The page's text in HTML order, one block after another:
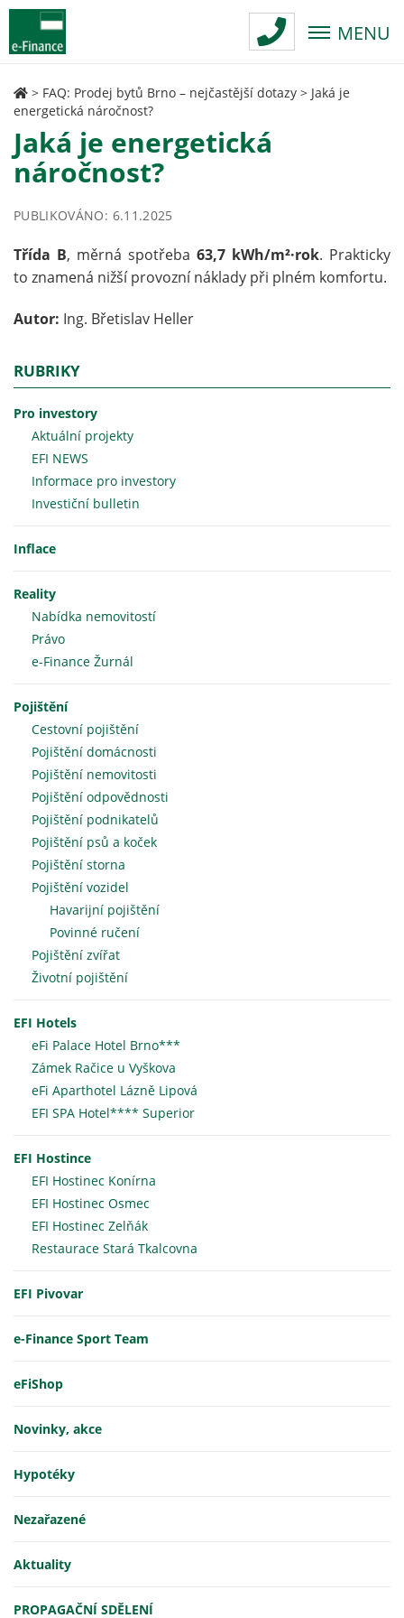
MENU
> FAQ: Prodej bytů Brno – nejčastější dotazy > Jaká je
energetická náročnost?
Jaká je energetická
náročnost?
PUBLIKOVÁNO: 6.11.2025
Třída B, měrná spotřeba 63,7 kWh/m²·rok. Prakticky
to znamená nižší provozní náklady při plném komfortu.
Autor: Ing. Břetislav Heller
RUBRIKY
Pro investory
Aktuální projekty
EFI NEWS
Informace pro investory
Investiční bulletin
Inflace
Reality
Nabídka nemovitostí
Právo
e-Finance Žurnál
Pojištění
Cestovní pojištění
Pojištění domácnosti
Pojištění nemovitosti
Pojištění odpovědnosti
Pojištění podnikatelů
Pojištění psů a koček
Pojištění storna
Pojištění vozidel
Havarijní pojištění
Povinné ručení
Pojištění zvířat
Životní pojištění
EFI Hotels
eFi Palace Hotel Brno***
Zámek Račice u Vyškova
eFi Aparthotel Lázně Lipová
EFI SPA Hotel**** Superior
EFI Hostince
EFI Hostinec Konírna
EFI Hostinec Osmec
EFI Hostinec Zelňák
Restaurace Stará Tkalcovna
EFI Pivovar
e-Finance Sport Team
eFiShop
Novinky, akce
Hypotéky
Nezařazené
Aktuality
PROPAGAČNÍ SDĚLENÍ